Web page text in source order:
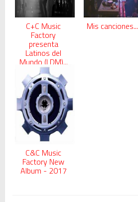
C+C Music
Factory
presenta
Latinos del
Mundo (LDM)...
Mis canciones...
C&C Music
Factory New
Album - 2017